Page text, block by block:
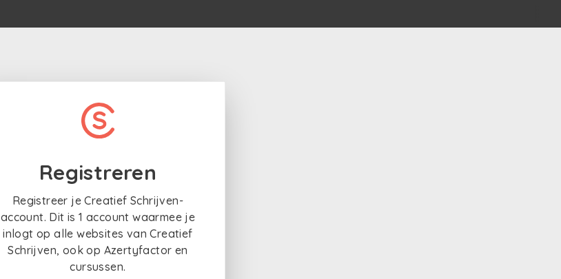
Registreren
Registreer je Creatief Schrijven-
account. Dit is 1 account waarmee je
inlogt op alle websites van Creatief
Schrijven, ook op Azertyfactor en
cursussen.